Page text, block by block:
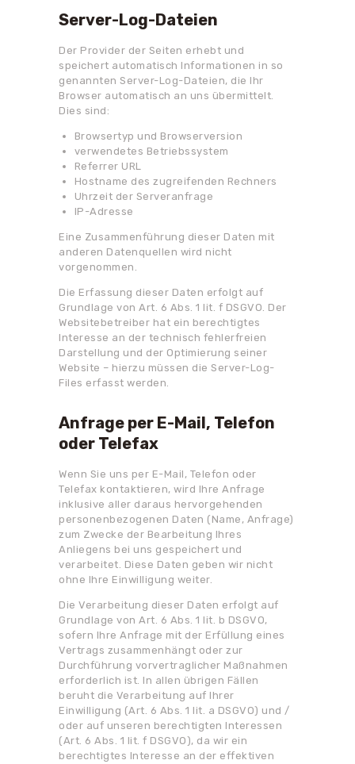
Server-Log-Dateien
Der Provider der Seiten erhebt und
speichert automatisch Informationen in so
genannten Server-Log-Dateien, die Ihr
Browser automatisch an uns übermittelt.
Dies sind:
Browsertyp und Browserversion
verwendetes Betriebssystem
Referrer URL
Hostname des zugreifenden Rechners
Uhrzeit der Serveranfrage
IP-Adresse
Eine Zusammenführung dieser Daten mit
anderen Datenquellen wird nicht
vorgenommen.
Die Erfassung dieser Daten erfolgt auf
Grundlage von Art. 6 Abs. 1 lit. f DSGVO. Der
Websitebetreiber hat ein berechtigtes
Interesse an der technisch fehlerfreien
Darstellung und der Optimierung seiner
Website – hierzu müssen die Server-Log-
Files erfasst werden.
Anfrage per E-Mail, Telefon
oder Telefax
Wenn Sie uns per E-Mail, Telefon oder
Telefax kontaktieren, wird Ihre Anfrage
inklusive aller daraus hervorgehenden
personenbezogenen Daten (Name, Anfrage)
zum Zwecke der Bearbeitung Ihres
Anliegens bei uns gespeichert und
verarbeitet. Diese Daten geben wir nicht
ohne Ihre Einwilligung weiter.
Die Verarbeitung dieser Daten erfolgt auf
Grundlage von Art. 6 Abs. 1 lit. b DSGVO,
sofern Ihre Anfrage mit der Erfüllung eines
Vertrags zusammenhängt oder zur
Durchführung vorvertraglicher Maßnahmen
erforderlich ist. In allen übrigen Fällen
beruht die Verarbeitung auf Ihrer
Einwilligung (Art. 6 Abs. 1 lit. a DSGVO) und /
oder auf unseren berechtigten Interessen
(Art. 6 Abs. 1 lit. f DSGVO), da wir ein
berechtigtes Interesse an der effektiven